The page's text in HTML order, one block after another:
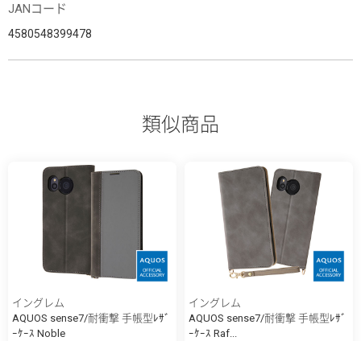
JANコード
4580548399478
類似商品
イングレム
AQUOS sense7/耐衝撃 手帳型ﾚｻﾞ
ｰｹｰｽ Noble
イングレム
AQUOS sense7/耐衝撃 手帳型ﾚｻﾞ
ｰｹｰｽ Raf...